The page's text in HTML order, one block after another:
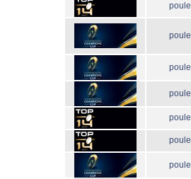
poule
poule
poule
poule
poule
poule
poule